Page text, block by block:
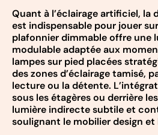
Quant à l’éclairage artificiel, la
est indispensable pour jouer
plafonnier dimmable offre une
modulable adaptée aux
lampes sur pied placées
des zones d’éclairage tamisé,
lecture ou la détente.
sous les étagères ou derrière
lumière indirecte subtile et
soulignant le mobilier design et